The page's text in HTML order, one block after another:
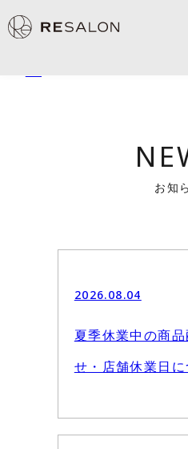
お知
2026.08.04
夏季休業中の商
せ・店舗休業日に